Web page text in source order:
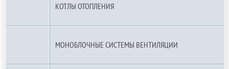
КОТЛЫ ОТОПЛЕНИЯ
МОНОБЛОЧНЫЕ СИСТЕМЫ ВЕНТИЛЯЦИИ